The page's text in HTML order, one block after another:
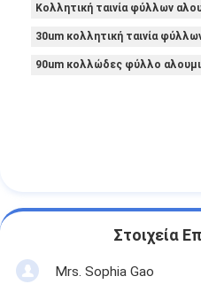
Κολλητική ταινία φύλλων
30um κολλητική ταινία
90um κολλώδες φύλλο
Στοιχεία
Mrs. Sophia Gao